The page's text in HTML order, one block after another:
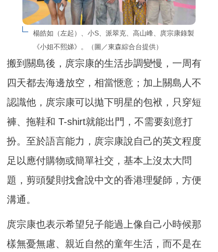
楊皓如（左起）、小S、派翠克、高山峰、庹宗康錄製
《小姐不熙娣》。（圖／東森綜合台提供）
搬到關島後，庹宗康的生活步調變慢，一周有
四天都去海邊放空，相當愜意；加上關島人不
認識他，庹宗康可以拋下明星的包袱，只穿短
褲、拖鞋和 T-shirt就能出門，不需要刻意打
扮。至於語言能力，庹宗康說自己的英文程度
足以應付購物或簡單社交，基本上沒太大問
題，剪頭髮則找會說中文的香港理髮師，方便
溝通。
庹宗康也表示希望兒子能過上像自己小時候那
樣無憂無慮、親近自然的童年生活，而不是在